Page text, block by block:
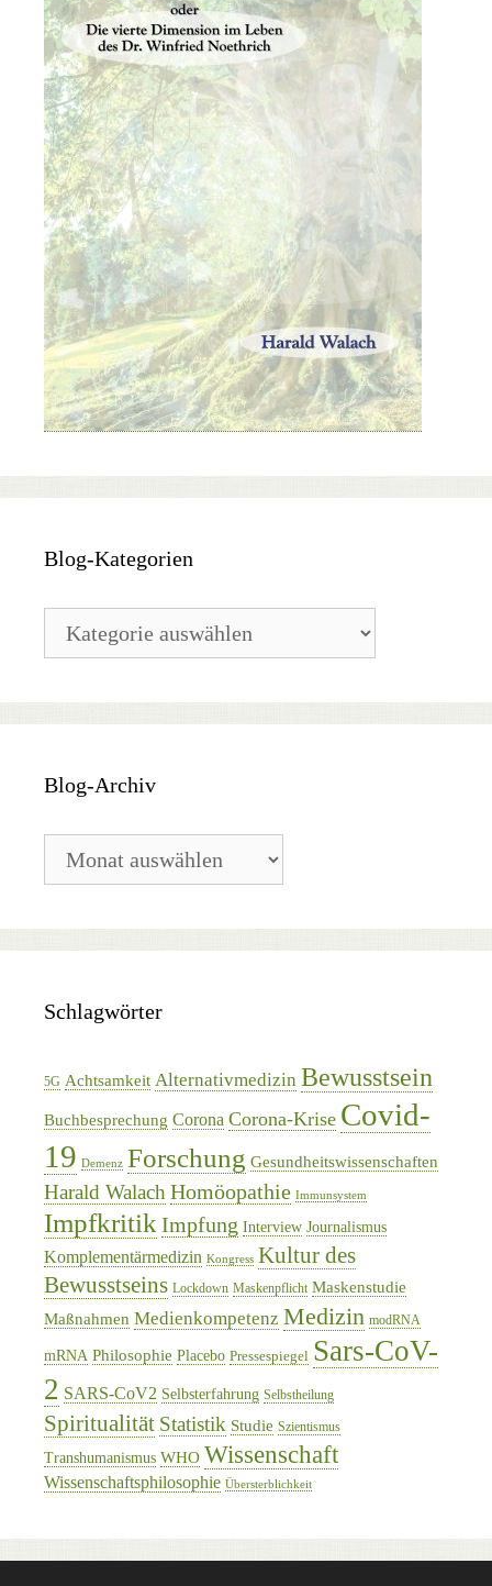
Blog-Kategorien
Kategorien
Blog-Archiv
Archiv
Schlagwörter
5G Achtsamkeit Alternativmedizin Bewusstsein
Buchbesprechung Corona Corona-Krise Covid-
19 Demenz Forschung Gesundheitswissenschaften
Harald Walach Homöopathie Immunsystem
Impfkritik Impfung Interview Journalismus
Komplementärmedizin Kongress Kultur des
Bewusstseins Lockdown Maskenpflicht Maskenstudie
Maßnahmen Medienkompetenz Medizin modRNA
mRNA Philosophie Placebo Pressespiegel Sars-CoV-
2 SARS-CoV2 Selbsterfahrung Selbstheilung
Spiritualität Statistik Studie Szientismus
Transhumanismus WHO Wissenschaft
Wissenschaftsphilosophie Übersterblichkeit